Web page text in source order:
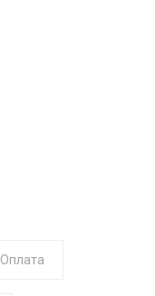
Оплата